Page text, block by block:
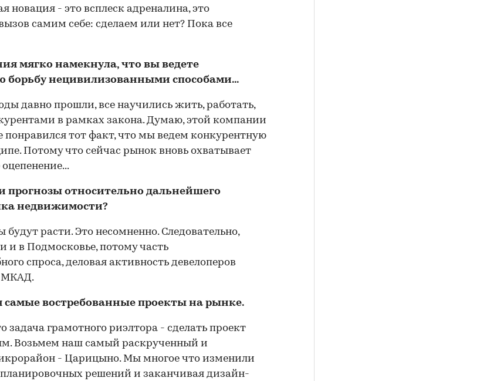
новация - это всплеск адреналина, это
самим себе: сделаем или нет? Пока все
мягко намекнула, что вы ведете
борьбу нецивилизованными способами...
давно прошли, все научились жить, работать,
в рамках закона. Думаю, этой компании
понравился тот факт, что мы ведем конкурентную
Потому что сейчас рынок вновь охватывает
прогнозы относительно дальнейшего
недвижимости?
будут расти. Это несомненно. Следовательно,
и в Подмосковье, потому часть
спроса, деловая активность девелоперов
МКАД.
самые востребованные проекты на рынке.
задача грамотного риэлтора - сделать проект
Возьмем наш самый раскрученный и
- Царицыно. Мы многое что изменили
решений и заканчивая дизайн-